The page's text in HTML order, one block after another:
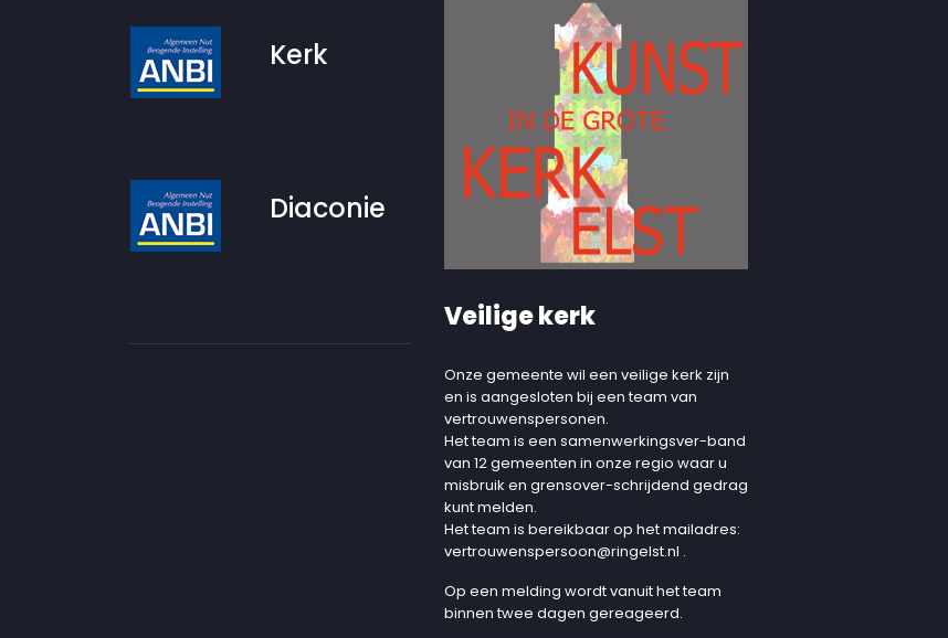
Kerk
Diaconie
Veilige kerk
Onze gemeente wil een veilige kerk zijn
en is aangesloten bij een team van
vertrouwenspersonen.
Het team is een samenwerkingsver-band
van 12 gemeenten in onze regio waar u
misbruik en grensover-schrijdend gedrag
kunt melden.
Het team is bereikbaar op het mailadres:
vertrouwenspersoon@ringelst.nl .
Op een melding wordt vanuit het team
binnen twee dagen gereageerd.